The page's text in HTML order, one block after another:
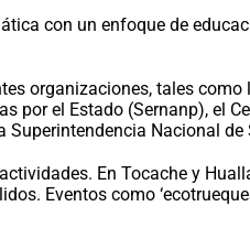
con un enfoque de
organizaciones, tales
por el Estado (Sernanp), el
Nacional
En Tocache y
Eventos como